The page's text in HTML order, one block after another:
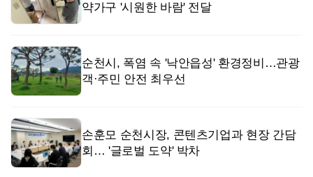
약가구 '시원한 바람' 전달
순천시, 폭염 속 '낙안읍성' 환경정비…관광
객·주민 안전 최우선
손훈모 순천시장, 콘텐츠기업과 현장 간담
회… '글로벌 도약' 박차